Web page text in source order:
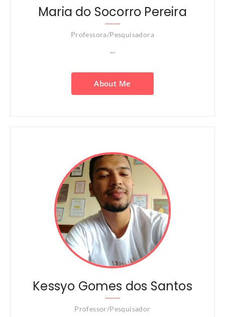
Maria do Socorro Pereira
Professora/Pesquisadora
...
About Me
Kessyo Gomes dos Santos
Professor/Pesquisador